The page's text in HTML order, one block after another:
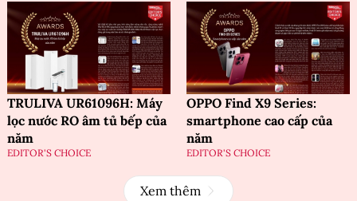
TRULIVA UR61096H: Máy
lọc nước RO âm tủ bếp của
năm
EDITOR'S CHOICE
OPPO Find X9 Series:
smartphone cao cấp của
năm
EDITOR'S CHOICE
Xem thêm